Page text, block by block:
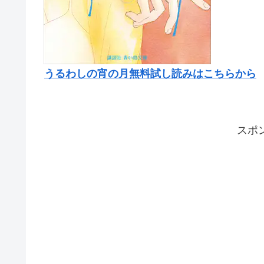
うるわしの宵の月無料試し読みはこちらから
スポ